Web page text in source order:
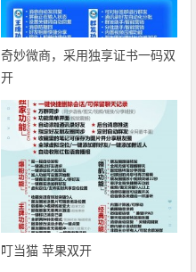
奇妙微商‎，采用独享证书一码双
开
叮当猫 苹果双开